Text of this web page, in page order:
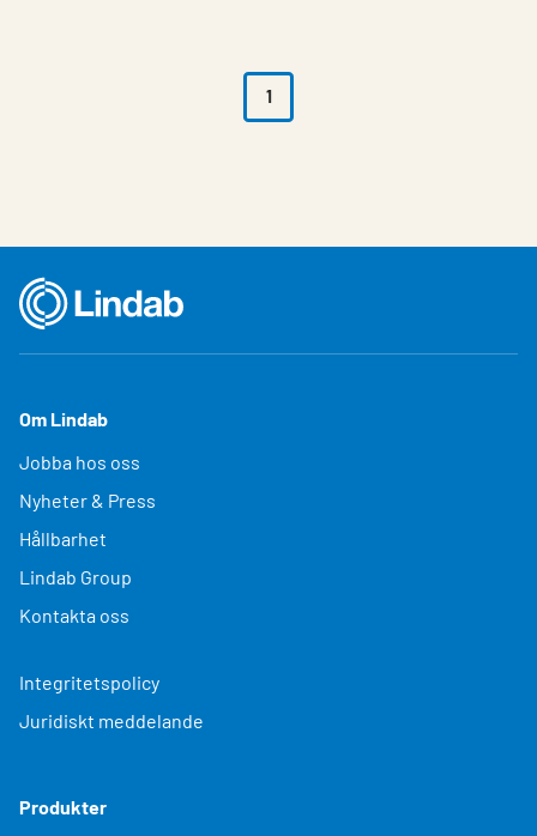
1
Om Lindab
Jobba hos oss
Nyheter & Press
Hållbarhet
Lindab Group
Kontakta oss
Integritetspolicy
Juridiskt meddelande
Produkter